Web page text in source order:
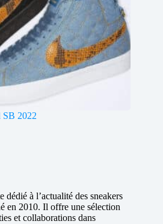
SB 2022
dédié à l’actualité des sneakers
en 2010. Il offre une sélection
et collaborations dans